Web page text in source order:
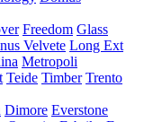
Freedom Glass
Velvete Long Ext
Metropoli
Teide Timber Trento
Dimore Everstone